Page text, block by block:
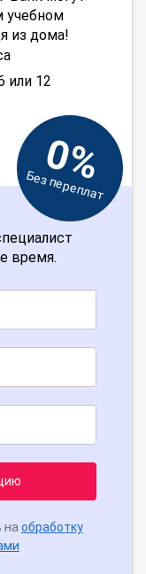
учебном
из дома!
или 12
0%
Без переплат
время.
на обработку